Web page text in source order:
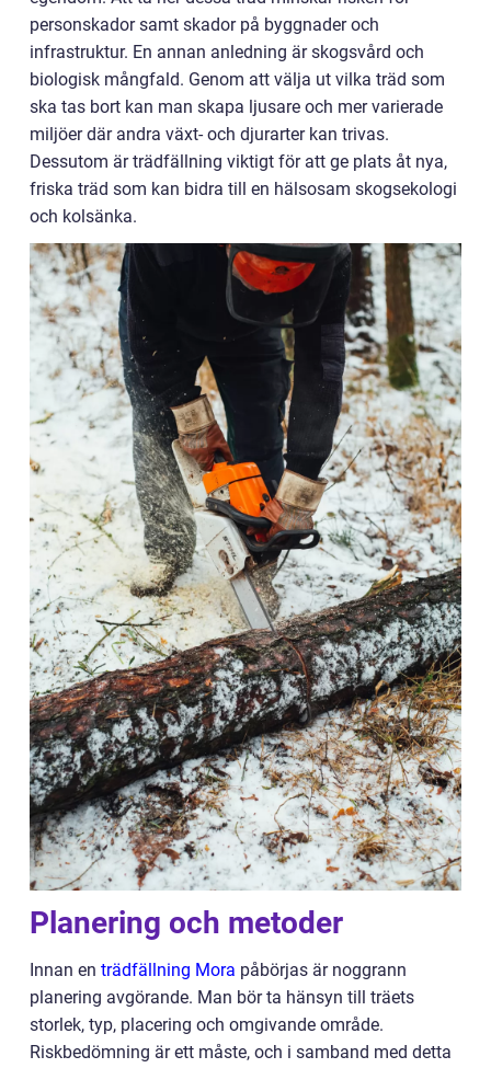
personskador samt skador på byggnader och
infrastruktur. En annan anledning är skogsvård och
biologisk mångfald. Genom att välja ut vilka träd som
ska tas bort kan man skapa ljusare och mer varierade
miljöer där andra växt- och djurarter kan trivas.
Dessutom är trädfällning viktigt för att ge plats åt nya,
friska träd som kan bidra till en hälsosam skogsekologi
och kolsänka.
Planering och metoder
Innan en trädfällning Mora påbörjas är noggrann
planering avgörande. Man bör ta hänsyn till träets
storlek, typ, placering och omgivande område.
Riskbedömning är ett måste, och i samband med detta